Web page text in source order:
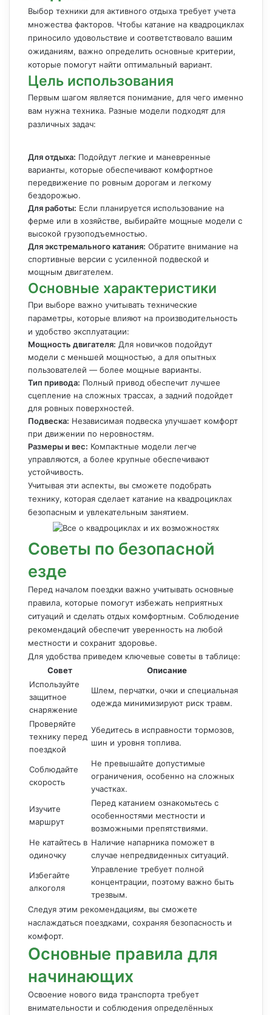
Выбор техники для активного отдыха требует учета
множества факторов. Чтобы катание на квадроциклах
приносило удовольствие и соответствовало вашим
ожиданиям, важно определить основные критерии,
которые помогут найти оптимальный вариант.
Цель использования
Первым шагом является понимание, для чего именно
вам нужна техника. Разные модели подходят для
различных задач:
Для отдыха: Подойдут легкие и маневренные
варианты, которые обеспечивают комфортное
передвижение по ровным дорогам и легкому
бездорожью.
Для работы: Если планируется использование на
ферме или в хозяйстве, выбирайте мощные модели с
высокой грузоподъемностью.
Для экстремального катания: Обратите внимание на
спортивные версии с усиленной подвеской и
мощным двигателем.
Основные характеристики
При выборе важно учитывать технические
параметры, которые влияют на производительность
и удобство эксплуатации:
Мощность двигателя: Для новичков подойдут
модели с меньшей мощностью, а для опытных
пользователей — более мощные варианты.
Тип привода: Полный привод обеспечит лучшее
сцепление на сложных трассах, а задний подойдет
для ровных поверхностей.
Подвеска: Независимая подвеска улучшает комфорт
при движении по неровностям.
Размеры и вес: Компактные модели легче
управляются, а более крупные обеспечивают
устойчивость.
Учитывая эти аспекты, вы сможете подобрать
технику, которая сделает катание на квадроциклах
безопасным и увлекательным занятием.
Советы по безопасной
езде
Перед началом поездки важно учитывать основные
правила, которые помогут избежать неприятных
ситуаций и сделать отдых комфортным. Соблюдение
рекомендаций обеспечит уверенность на любой
местности и сохранит здоровье.
Для удобства приведем ключевые советы в таблице:
Совет
Описание
Используйте
защитное
снаряжение
Шлем, перчатки, очки и специальная
одежда минимизируют риск травм.
Проверяйте
технику перед
поездкой
Убедитесь в исправности тормозов,
шин и уровня топлива.
Соблюдайте
скорость
Не превышайте допустимые
ограничения, особенно на сложных
участках.
Изучите
маршрут
Перед катанием ознакомьтесь с
особенностями местности и
возможными препятствиями.
Не катайтесь в
одиночку
Наличие напарника поможет в
случае непредвиденных ситуаций.
Избегайте
алкоголя
Управление требует полной
концентрации, поэтому важно быть
трезвым.
Следуя этим рекомендациям, вы сможете
наслаждаться поездками, сохраняя безопасность и
комфорт.
Основные правила для
начинающих
Освоение нового вида транспорта требует
внимательности и соблюдения определённых